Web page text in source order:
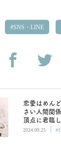
SNS・LINE
恋愛はめんど
さい人間関
頂点に君臨
いるのに、好
2024.09.25 |